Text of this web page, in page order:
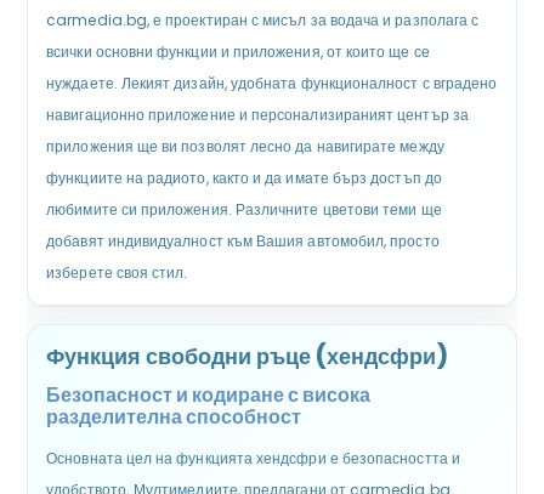
carmedia.bg, е проектиран с мисъл за водача и разполага с
всички основни функции и приложения, от които ще се
нуждаете. Лекият дизайн, удобната функционалност с вградено
навигационно приложение и персонализираният център за
приложения ще ви позволят лесно да навигирате между
функциите на радиото, както и да имате бърз достъп до
любимите си приложения. Различните цветови теми ще
добавят индивидуалност към Вашия автомобил, просто
изберете своя стил.
Функция свободни ръце (хендсфри)
Безопасност и кодиране с висока
разделителна способност
Основната цел на функцията хендсфри е безопасността и
удобството. Мултимедиите, предлагани от carmedia.bg